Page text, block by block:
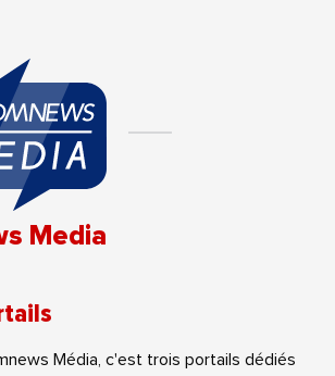
Media
Média, c'est trois portails dédiés